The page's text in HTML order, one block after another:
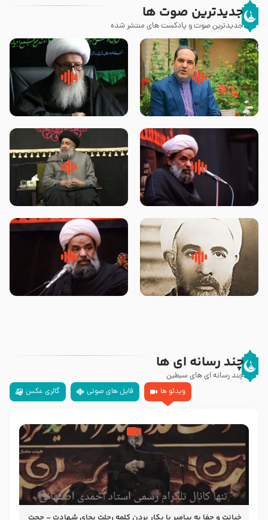
جدیدترین صوت ها
جدیدترین صوت و پادکست های منتشر شده
پیامبر صلی الله علیه وآله و سلم
فرمودند وای بر بچه های آخر
زوّار اربعین امام حسین (علیه
السلام) با این اشتیاق به زیارت
روضه جانسوز پاره های جگر امام
حسن مجتبی علیه السلام-حجت
لقب حضرت رقیه سلام الله علیها به
چه معناست – حجت الاسلام علوی
روضه‌ی مجلس یزید ملعون و
اسارت اهل‌بیت علیهم‌السلام –
سلام جوانی که امام حسین علیه
السلام خودش جوابش را دادند
چند رسانه ای ها
چند رسانه ای های سبطین
ویدئو ها
فایل های صوتی گالری عکس
خیانت و جفا به پیامبر با بکار بردن کلمه رحلت بجای شهادت – حجت